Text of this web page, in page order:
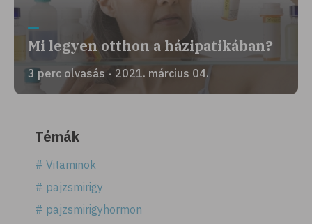
Mi legyen otthon a házipatikában?
3 perc olvasás - 2021. március 04.
Témák
# Vitaminok
# pajzsmirigy
# pajzsmirigyhormon